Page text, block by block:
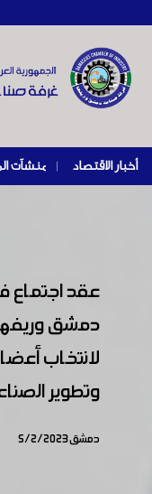
أخبار الاقتصاد |
عقد
دمشق
لانتخاب
وتطوير
دمشق 5/2/2023